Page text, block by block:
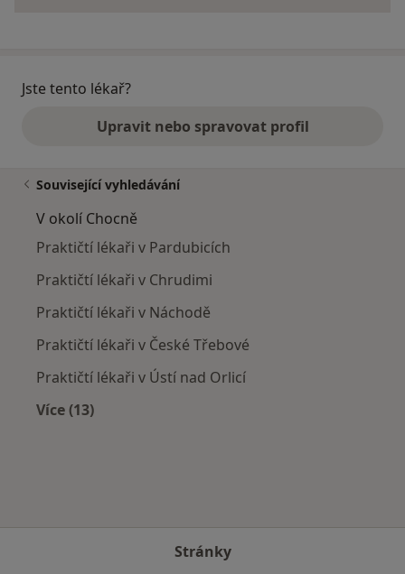
Jste tento lékař?
Upravit nebo spravovat profil
Související vyhledávání
V okolí Chocně
Praktičtí lékaři v Pardubicích
Praktičtí lékaři v Chrudimi
Praktičtí lékaři v Náchodě
Praktičtí lékaři v České Třebové
Praktičtí lékaři v Ústí nad Orlicí
Více (13)
Stránky